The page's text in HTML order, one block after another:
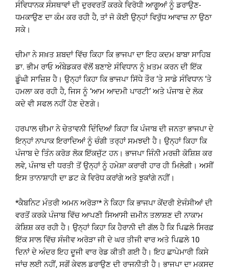
ਸੰਵਿਧਾਨਕ ਸੰਸਥਾਵਾਂ ਦੀ ਦੁਰਵਰਤੋਂ ਕਰਕੇ ਵਿਰੋਧੀ ਆਗੂਆਂ ਨੂੰ ਡਰਾਉਣ-
ਧਮਕਾਉਣ ਦਾ ਕੰਮ ਕਰ ਰਹੀ ਹੈ, ਤਾਂ ਜੋ ਕੋਈ ਉਨ੍ਹਾਂ ਵਿਰੁੱਧ ਆਵਾਜ਼ ਨਾ ਉਠਾ
ਸਕੇ।
ਚੀਮਾ ਨੇ ਸਖ਼ਤ ਸ਼ਬਦਾਂ ਵਿੱਚ ਕਿਹਾ ਕਿ ਭਾਜਪਾ ਦਾ ਇਹ ਕਦਮ ਬਾਬਾ ਸਾਹਿਬ
ਡਾ. ਭੀਮ ਰਾਓ ਅੰਬੇਡਕਰ ਵੱਲੋਂ ਬਣਾਏ ਸੰਵਿਧਾਨ ਨੂੰ ਖ਼ਤਮ ਕਰਨ ਦੀ ਇੱਕ
ਡੂੰਘੀ ਸਾਜ਼ਿਸ਼ ਹੈ। ਉਨ੍ਹਾਂ ਕਿਹਾ ਕਿ ਭਾਜਪਾ ਸਿੱਧੇ ਤੌਰ ‘ਤੇ ਸਾਡੇ ਸੰਵਿਧਾਨ ‘ਤੇ
ਹਮਲਾ ਕਰ ਰਹੀ ਹੈ, ਜਿਸ ਨੂੰ ‘ਆਮ ਆਦਮੀ ਪਾਰਟੀ’ ਅਤੇ ਪੰਜਾਬ ਦੇ ਲੋਕ
ਕਦੇ ਵੀ ਸਫਲ ਨਹੀਂ ਹੋਣ ਦੇਣਗੇ।
ਹਰਪਾਲ ਚੀਮਾ ਨੇ ਚੇਤਾਵਨੀ ਦਿੰਦਿਆਂ ਕਿਹਾ ਕਿ ਪੰਜਾਬ ਦੀ ਜਨਤਾ ਭਾਜਪਾ ਦੇ
ਇਨ੍ਹਾਂ ਨਾਪਾਕ ਇਰਾਦਿਆਂ ਨੂੰ ਚੰਗੀ ਤਰ੍ਹਾਂ ਸਮਝਦੀ ਹੈ। ਉਨ੍ਹਾਂ ਕਿਹਾ ਕਿ
ਪੰਜਾਬ ਦੇ ਤਿੰਨ ਕਰੋੜ ਲੋਕ ਇੱਕਜੁੱਟ ਹਨ। ਭਾਜਪਾ ਜਿੰਨੀ ਮਰਜ਼ੀ ਕੋਸ਼ਿਸ਼ ਕਰ
ਲਵੇ, ਪੰਜਾਬ ਦੀ ਧਰਤੀ ਤੋਂ ਉਨ੍ਹਾਂ ਨੂੰ ਹਮੇਸ਼ਾ ਕਰਾਰੀ ਹਾਰ ਹੀ ਮਿਲੇਗੀ। ਅਸੀਂ
ਇਸ ਤਾਨਾਸ਼ਾਹੀ ਦਾ ਡਟ ਕੇ ਵਿਰੋਧ ਕਰਾਂਗੇ ਅਤੇ ਝੁਕਾਂਗੇ ਨਹੀਂ।
*ਕੈਬਨਿਟ ਮੰਤਰੀ ਅਮਨ ਅਰੋੜਾ* ਨੇ ਕਿਹਾ ਕਿ ਭਾਜਪਾ ਕੇਂਦਰੀ ਏਜੰਸੀਆਂ ਦੀ
ਵਰਤੋਂ ਕਰਕੇ ਪੰਜਾਬ ਵਿੱਚ ਆਪਣੀ ਸਿਆਸੀ ਜ਼ਮੀਨ ਤਲਾਸ਼ਣ ਦੀ ਨਾਕਾਮ
ਕੋਸ਼ਿਸ਼ ਕਰ ਰਹੀ ਹੈ। ਉਨ੍ਹਾਂ ਕਿਹਾ ਕਿ ਹੈਰਾਨੀ ਦੀ ਗੱਲ ਹੈ ਕਿ ਪਿਛਲੇ ਸਿਰਫ਼
ਇੱਕ ਸਾਲ ਵਿੱਚ ਸੰਜੀਵ ਅਰੋੜਾ ਜੀ ਦੇ ਘਰ ਤੀਜੀ ਵਾਰ ਅਤੇ ਪਿਛਲੇ 10
ਦਿਨਾਂ ਦੇ ਅੰਦਰ ਇਹ ਦੂਜੀ ਵਾਰ ਰੇਡ ਕੀਤੀ ਗਈ ਹੈ। ਇਹ ਛਾਪੇਮਾਰੀ ਕਿਸੇ
ਜਾਂਚ ਲਈ ਨਹੀਂ, ਸਗੋਂ ਕੇਵਲ ਡਰਾਉਣ ਦੀ ਰਾਜਨੀਤੀ ਹੈ। ਭਾਜਪਾ ਦਾ ਮਕਸਦ